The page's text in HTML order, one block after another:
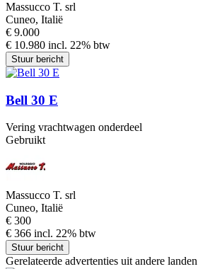
Massucco T. srl
Cuneo, Italië
€ 9.000
€ 10.980 incl. 22% btw
Stuur bericht
Bell 30 E
Vering vrachtwagen onderdeel
Gebruikt
Massucco T. srl
Cuneo, Italië
€ 300
€ 366 incl. 22% btw
Stuur bericht
Gerelateerde advertenties uit andere landen